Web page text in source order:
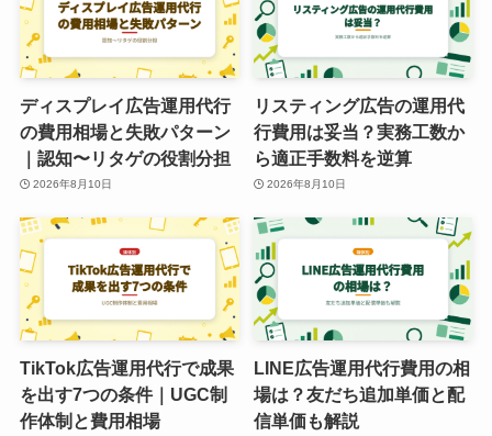
ディスプレイ広告運用代行
の費用相場と失敗パターン
｜認知〜リタゲの役割分担
2026年8月10日
リスティング広告の運用代
行費用は妥当？実務工数か
ら適正手数料を逆算
2026年8月10日
TikTok広告運用代行で成果
を出す7つの条件｜UGC制
作体制と費用相場
LINE広告運用代行費用の相
場は？友だち追加単価と配
信単価も解説